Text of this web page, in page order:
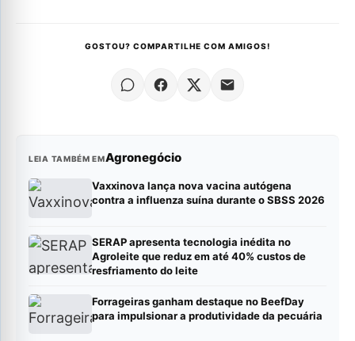
GOSTOU? COMPARTILHE COM AMIGOS!
LEIA TAMBÉM EMAgronegócio
Vaxxinova lança nova vacina autógena
contra a influenza suína durante o SBSS 2026
SERAP apresenta tecnologia inédita no
Agroleite que reduz em até 40% custos de
resfriamento do leite
Forrageiras ganham destaque no BeefDay
para impulsionar a produtividade da pecuária